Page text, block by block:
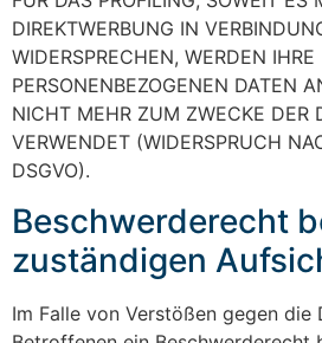
DIREKTWERBUNG IN
WIDERSPRECHEN, WERDEN IHRE
PERSONENBEZOGENEN DATEN
NICHT MEHR ZUM ZWECKE DER
VERWENDET (WIDERSPRUCH
DSGVO).
Beschwerde­recht
zuständigen
Im Falle von Verstößen gegen die